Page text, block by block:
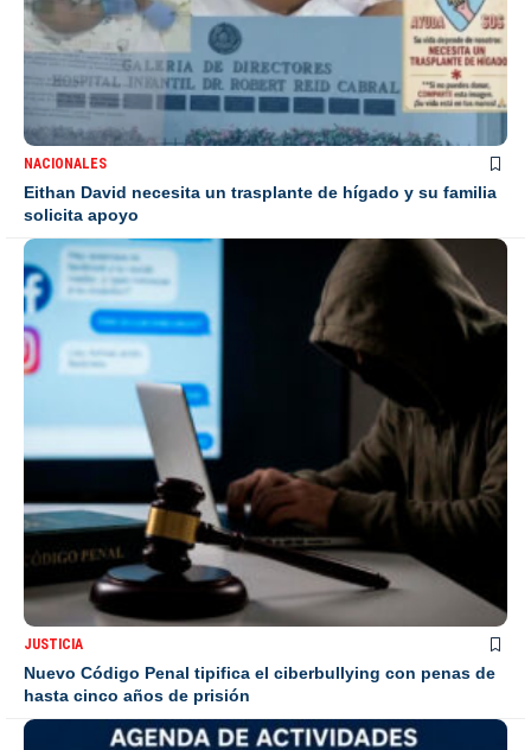
NACIONALES
Eithan David necesita un trasplante de hígado y su familia
solicita apoyo
JUSTICIA
Nuevo Código Penal tipifica el ciberbullying con penas de
hasta cinco años de prisión